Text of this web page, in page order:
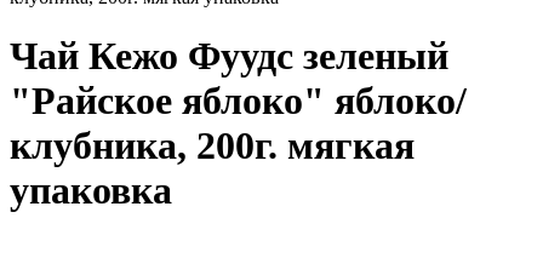
Чай Кежо Фуудс зеленый
"Райское яблоко" яблоко/
клубника, 200г. мягкая
упаковка